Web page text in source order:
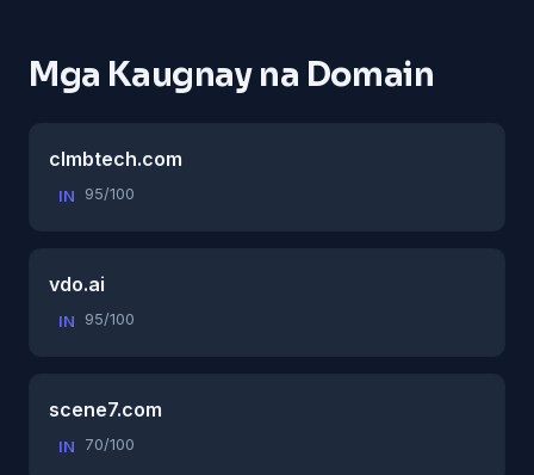
Mga Kaugnay na Domain
clmbtech.com
IN 95/100
vdo.ai
IN 95/100
scene7.com
IN 70/100